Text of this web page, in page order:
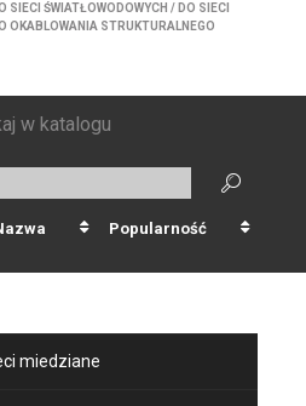
SIECI ŚWIATŁOWODOWYCH / DO SIECI
OKABLOWANIA STRUKTURALNEGO
w katalogu
Popularność
miedziane